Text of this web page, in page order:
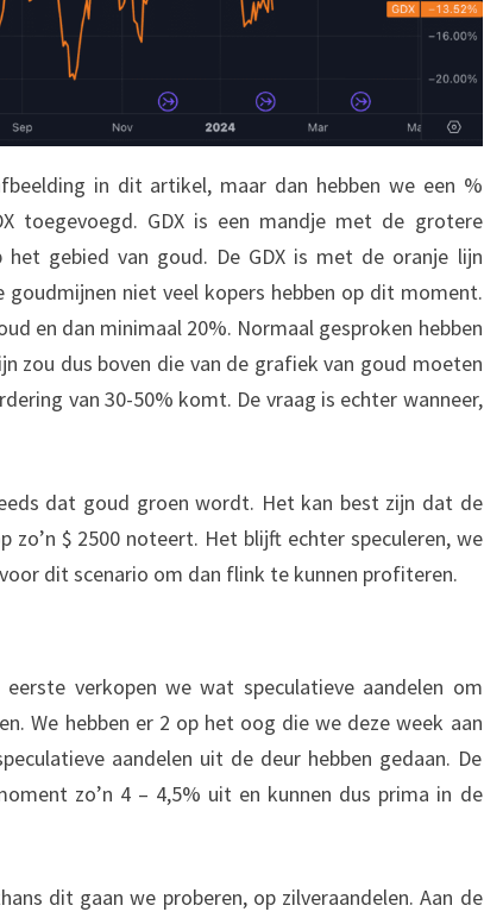
in dit artikel, maar dan hebben we een %
toegevoegd. GDX is een mandje met de grotere
gebied van goud. De GDX is met de oranje lijn
niet veel kopers hebben op dit moment.
en dan minimaal 20%. Normaal gesproken hebben
zou dus boven die van de grafiek van goud moeten
van 30-50% komt. De vraag is echter wanneer,
dat goud groen wordt. Het kan best zijn dat de
zo’n $ 2500 noteert. Het blijft echter speculeren, we
dit scenario om dan flink te kunnen profiteren.
verkopen we wat speculatieve aandelen om
We hebben er 2 op het oog die we deze week aan
aandelen uit de deur hebben gedaan. De
zo’n 4 – 4,5% uit en kunnen dus prima in de
dit gaan we proberen, op zilveraandelen. Aan de